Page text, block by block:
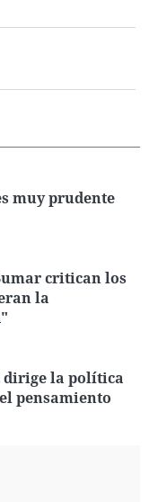
muy prudente
critican los
la
dirige la política
pensamiento